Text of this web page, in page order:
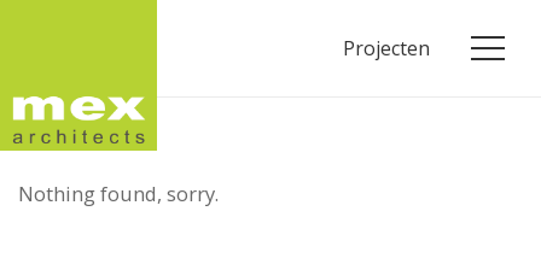
Projecten
Nothing found, sorry.